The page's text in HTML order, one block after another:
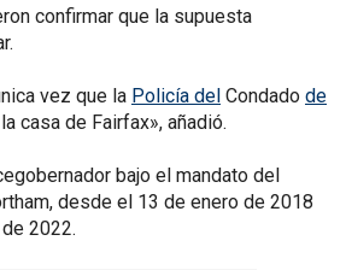
confirmar que la supuesta
vez que la Policía del Condado de
casa de Fairfax», añadió.
bajo el mandato del
desde el 13 de enero de 2018
2022.